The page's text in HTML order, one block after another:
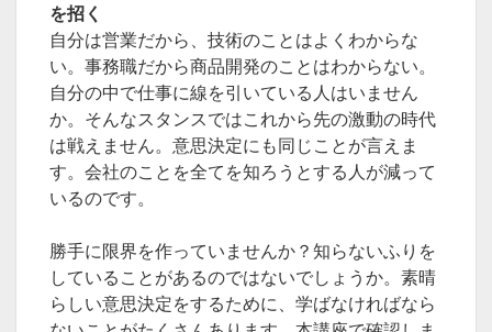
を招く
自分は営業だから、技術のことはよくわからな
い。事務職だから商品開発のことはわからない。
自分の中で仕事に線を引いている人はいません
か。そんなスタンスではこれから先の激動の時代
は戦えません。意思決定にも同じことが言えま
す。会社のことを全てを知ろうとする人が減って
いるのです。
勝手に限界を作っていませんか？知らないふりを
していることがあるのではないでしょうか。素晴
らしい意思決定をするために、学ばなければなら